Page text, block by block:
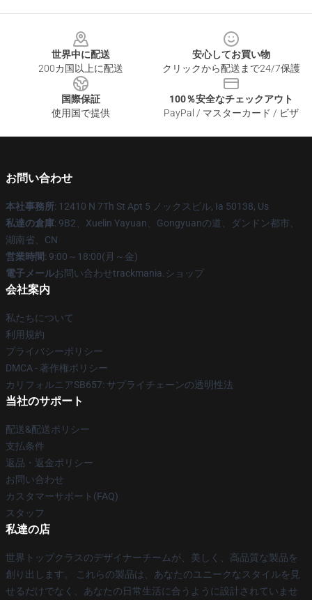
世界中に配送
200カ国以上に配送
安心してお買い物
クリックから配送まで24/7保護
国際保証
使用国で提供
100％安全なチェックアウト
PayPal / マスターカード / ビザ
お問い合わせ
本社事務所: 12410 N 7Th St Apt 5 ノックスビル, Ia 50138, Us
私達の倉庫: 9B2、Xuelin Yayuan、Gongyuanの道、ダンドン都市、
湖南省、CN
営業時間: 9:00～18:00(月～金)
電子メールお問い合わせtrackmania.ショップ
会社案内
私たちについて
利用規約
プライバシーポリシー
DMCA - 著作権ポリシー
カリフォルニアSB657: サプライチェーンの透明性法
当社のサポート
配送&配送ポリシー
支払条件
返品・返金ポリシー
お問い合わせ
カスタマーサポート(FAQ)
スタッフ
私達の店
世界トップクラスのデザイナーチームが、美しく、高品質な製品を
創り出します。 これらの製品は、あなたのユニークなスタイルを見
せるだけでなく、あなたの日常生活に合うように設計されていませ